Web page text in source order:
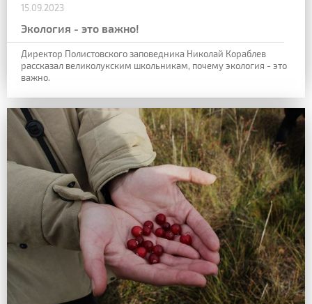
15.09.2023
Экология - это важно!
Директор Полистовского заповедника Николай Кораблев
рассказал великолукским школьникам, почему экология - это
важно.